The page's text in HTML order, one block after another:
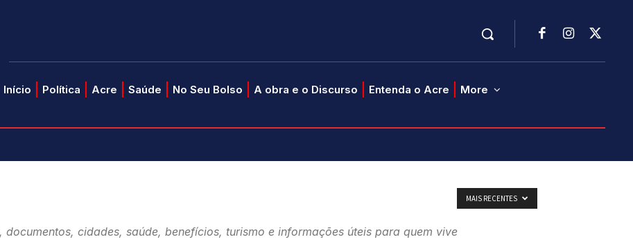
Início Política Acre Saúde No Seu Bolso A obra e o Discurso Entenda o Acre More
cidades, saúde, benefícios, turismo e informações úteis para quem vive
MAIS RECENTES